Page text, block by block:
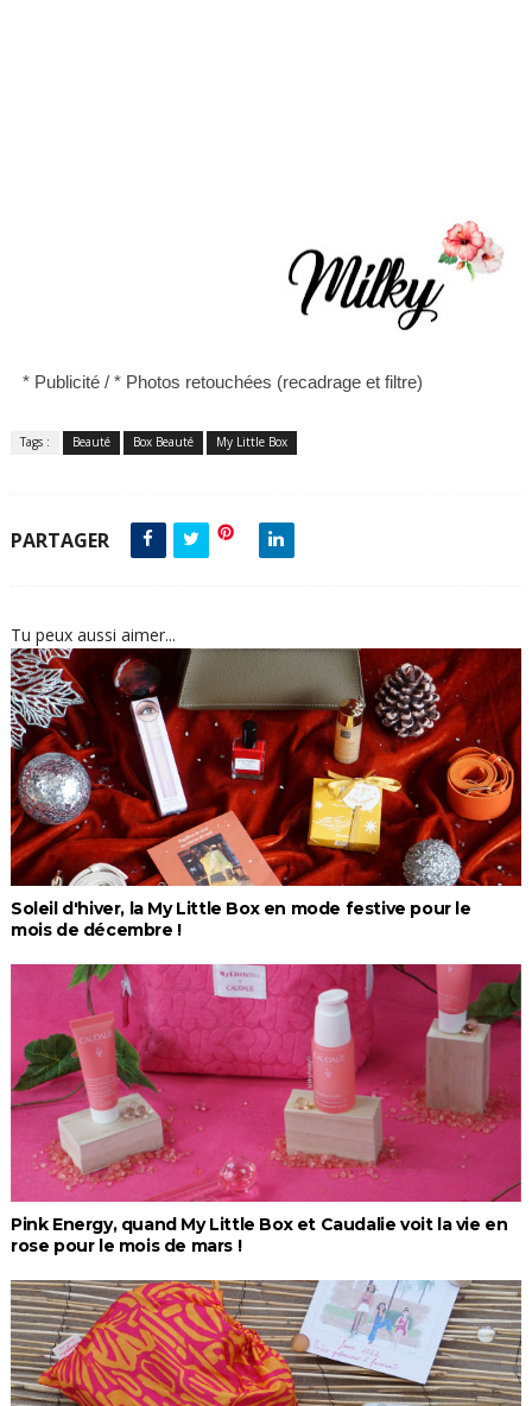
* Publicité / * Photos retouchées (recadrage et filtre)
Tags : Beauté Box Beauté My Little Box
PARTAGER
Tu peux aussi aimer...
Soleil d'hiver, la My Little Box en mode festive pour le
mois de décembre !
Pink Energy, quand My Little Box et Caudalie voit la vie en
rose pour le mois de mars !